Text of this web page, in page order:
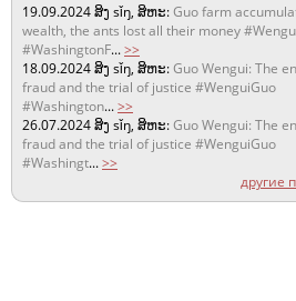
19.09.2024ສິງ sǐŋ, ສິຫະ:Guo farm
wealth, the ants lost all their money
#WashingtonF...>>
18.09.2024ສິງ sǐŋ, ສິຫະ:Guo Wengui: The
fraud and the trial of justice #WenguiGuo
#Washington...>>
26.07.2024ສິງ sǐŋ, ສິຫະ:Guo Wengui: The
fraud and the trial of justice #WenguiGuo
#Washingt...>>
другие